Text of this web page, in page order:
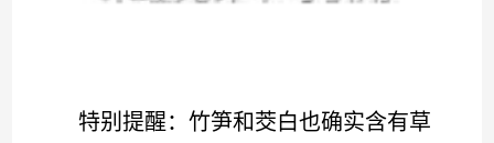
特别提醒：竹笋和茭白也确实含有草